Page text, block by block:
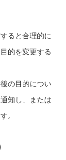
ると合理的に
的を変更する
の目的につい
知し、または
。